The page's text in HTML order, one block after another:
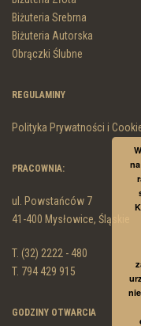
Biżuteria Srebrna
Biżuteria Autorska
Obrączki Ślubne
REGULAMINY
Polityka Prywatności i
PRACOWNIA:
ul. Powstańców 7
41-400 Mysłowice, Śląskie
T. (32) 2222 - 480
T. 794 429 915
GODZINY OTWARCIA